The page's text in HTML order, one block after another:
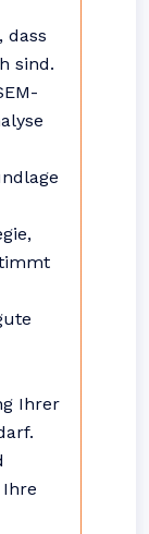
dass
sind.
Ihrer